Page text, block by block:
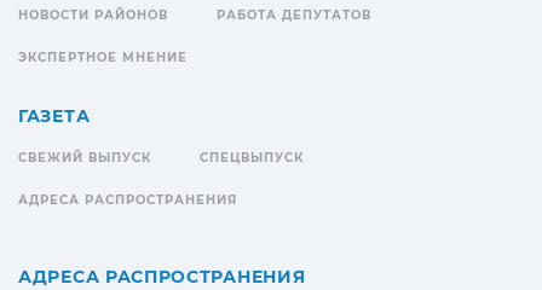
НОВОСТИ РАЙОНОВ РАБОТА ДЕПУТАТОВ
ЭКСПЕРТНОЕ МНЕНИЕ
ГАЗЕТА
СВЕЖИЙ ВЫПУСК СПЕЦВЫПУСК
АДРЕСА РАСПРОСТРАНЕНИЯ
АДРЕСА РАСПРОСТРАНЕНИЯ